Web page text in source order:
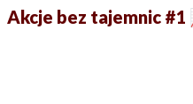
Akcje bez tajemnic #1